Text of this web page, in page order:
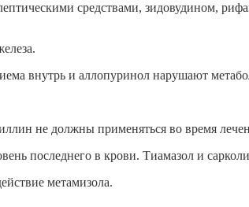
средствами, зидовудином,
внутрь и аллопуринол нарушают
не должны применяться во время
последнего в крови. Тиамазол и
метамизола.